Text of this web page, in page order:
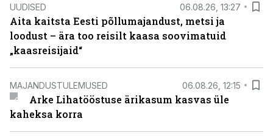
UUDISED 06.08.26, 13:27
Aita kaitsta Eesti põllumajandust, metsi ja
loodust – ära too reisilt kaasa soovimatuid
„kaasreisijaid“
MAJANDUSTULEMUSED 06.08.26, 12:15
Arke Lihatööstuse ärikasum kasvas üle
kaheksa korra